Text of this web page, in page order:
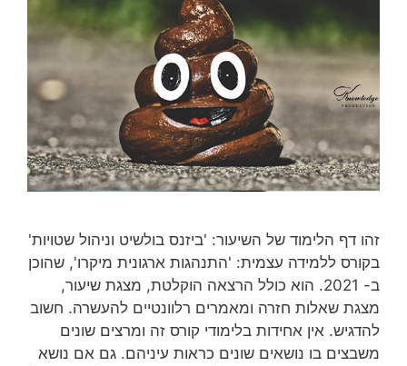
זהו דף הלימוד של השיעור: 'ביזנס בולשיט וניהול שטויות'
בקורס ללמידה עצמית: 'התנהגות ארגונית מיקרו', שהוכן
ב- 2021. הוא כולל הרצאה הוקלטת, מצגת שיעור,
מצגת שאלות חזרה ומאמרים רלוונטיים להעשרה. חשוב
להדגיש. אין אחידות בלימודי קורס זה ומרצים שונים
משבצים בו נושאים שונים כראות עיניהם. גם אם נושא